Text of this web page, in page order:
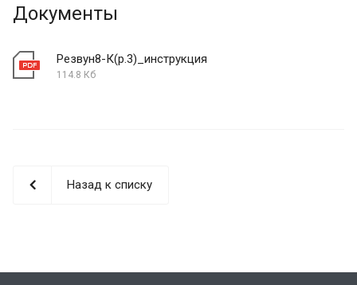
Документы
Резвун8-К(р.3)_инструкция
114.8 Кб
Назад к списку